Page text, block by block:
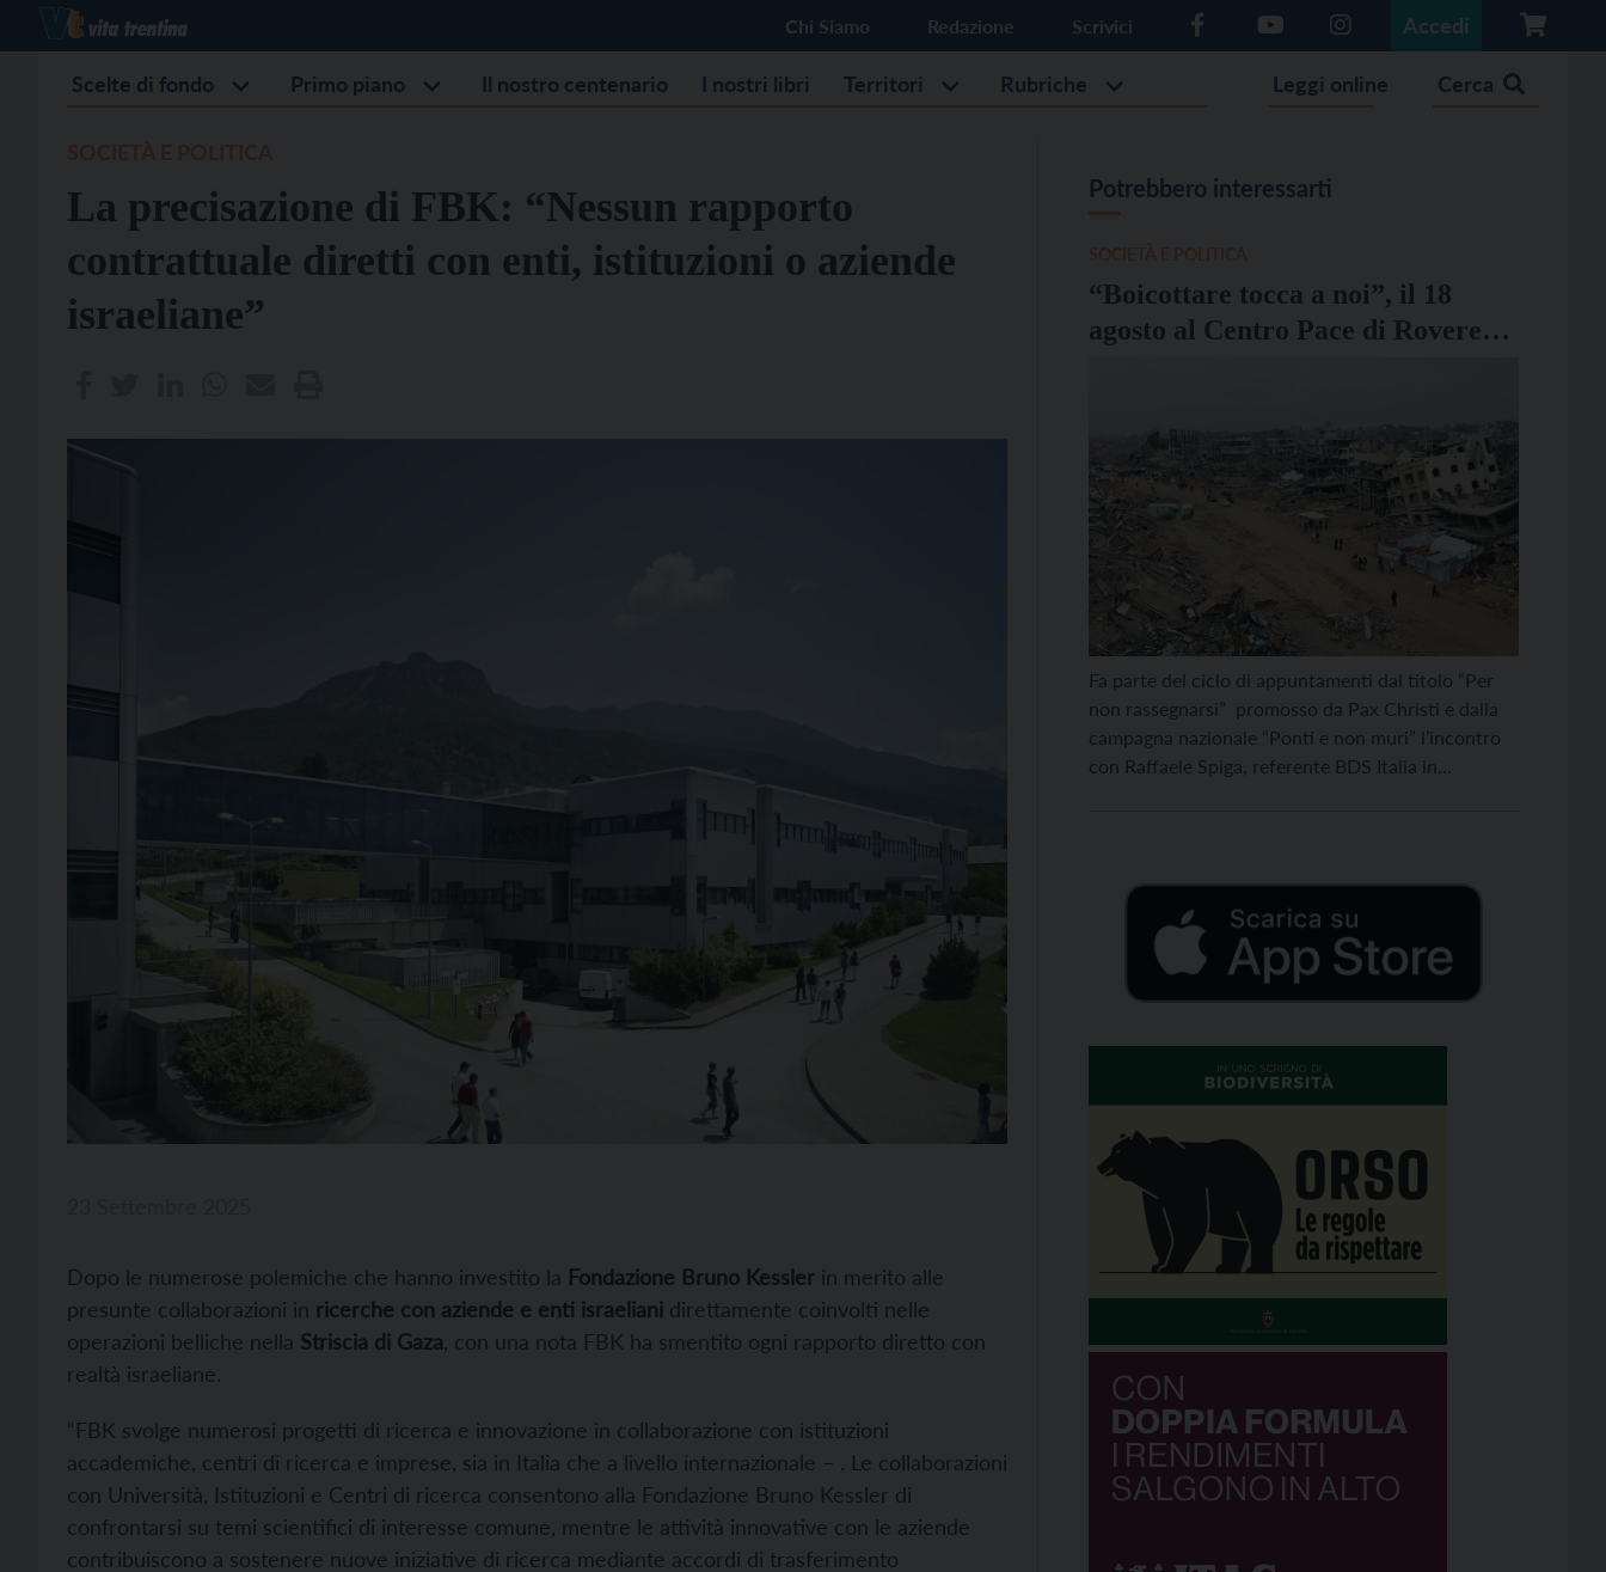
Chi Siamo Redazione Scrivici Accedi
Scelte di fondo Primo piano Il nostro centenario I nostri libri Territori Rubriche Leggi online Cerca
La precisazione di FBK: “Nessun rapporto
contrattuale diretti con enti, istituzioni o aziende
israeliane”
Dopo le numerose polemiche che hanno investito la Fondazione Bruno Kessler in merito alle
presunte collaborazioni in ricerche con aziende e enti israeliani direttamente coinvolti nelle
operazioni belliche nella Striscia di Gaza, con una nota FBK ha smentito ogni rapporto diretto con
realtà israeliane.
“FBK svolge numerosi progetti di ricerca e innovazione in collaborazione con istituzioni
accademiche, centri di ricerca e imprese, sia in Italia che a livello internazionale – . Le collaborazioni
con Università, Istituzioni e Centri di ricerca consentono alla Fondazione Bruno Kessler di
confrontarsi su temi scientifici di interesse comune, mentre le attività innovative con le aziende
contribuiscono a sostenere nuove iniziative di ricerca mediante accordi di trasferimento
Potrebbero interessarti
“Boicottare tocca a noi”, il 18
agosto al Centro Pace di Rovereto
Fa parte del ciclo di appuntamenti dal titolo “Per
non rassegnarsi” promosso da Pax Christi e dalla
campagna nazionale “Ponti e non muri” l’incontro
con Raffaele Spiga, referente BDS Italia in